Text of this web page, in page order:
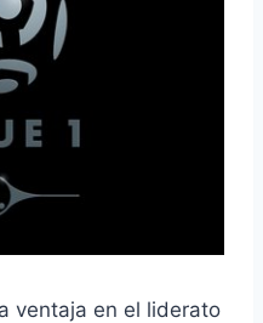
ventaja en el liderato